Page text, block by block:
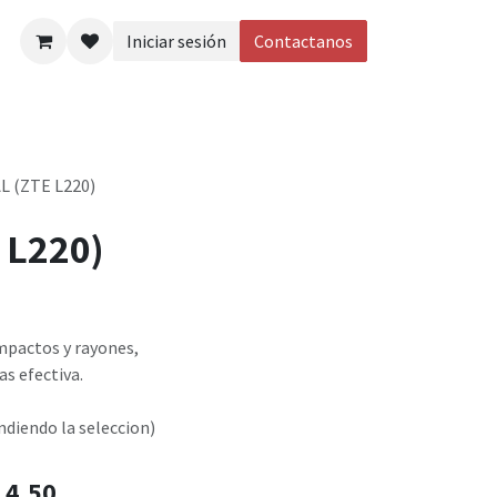
Iniciar sesión Contactanos
(ZTE L220)
L220)
y rayones,
efectiva.
la seleccion)